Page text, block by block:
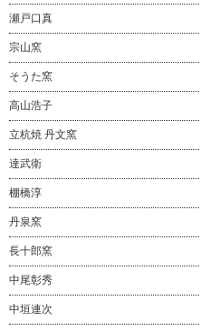
瀬戸口真
宗山窯
そうた窯
高山浩子
立杭焼 丹文窯
達武衛
棚橋淳
丹泉窯
長十郎窯
中尾彰秀
中垣連次